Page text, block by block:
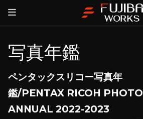
写真年鑑
ペンタックスリコー写真年
鑑/PENTAX RICOH PHOTO
ANNUAL 2022-2023